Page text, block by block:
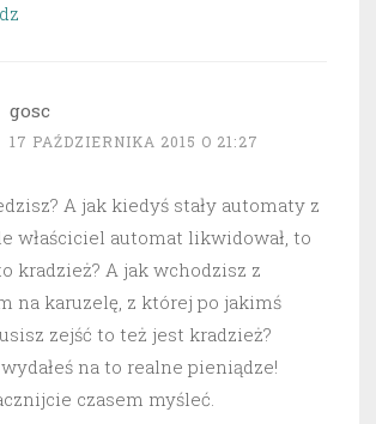
gosc
17 PAŹDZIERNIKA 2015 O 21:27
A jak kiedyś stały automaty z
właściciel automat likwidował, to
kradzież? A jak wchodzisz z
na karuzelę, z której po jakimś
zejść to też jest kradzież?
na to realne pieniądze!
czasem myśleć.